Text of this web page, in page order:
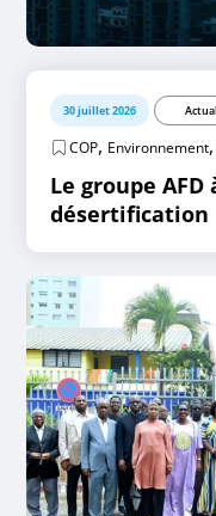
30 juillet 2026
COP, Environnement
Le groupe AFD
désertification